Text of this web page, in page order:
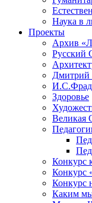
Наука в
Проекты
Архив
Русский
Дмитрий
Здоровье
Великая
Конкурс
Конкурс
Конкурс
Каким